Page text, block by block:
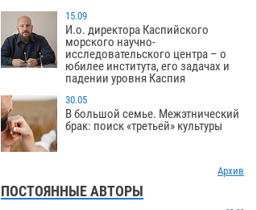
15.09
И.о. директора Каспийского
морского научно-
исследовательского центра – о
юбилее института, его задачах и
падении уровня Каспия
30.05
В большой семье. Межэтнический
брак: поиск «третьей» культуры
Архив
ПОСТОЯННЫЕ АВТОРЫ